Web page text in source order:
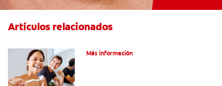
Artículos relacionados
Más información